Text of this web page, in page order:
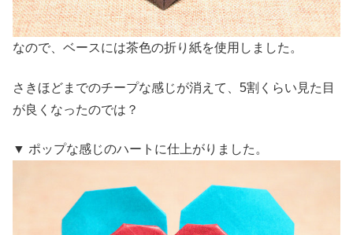
なので、ベースには茶色の折り紙を使用しました。
さきほどまでのチープな感じが消えて、5割くらい見た目
が良くなったのでは？
▼ ポップな感じのハートに仕上がりました。